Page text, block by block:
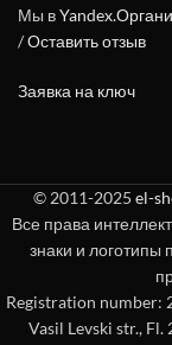
Мы в
/Оставить отзыв
Заявка на ключ
© 2011-2025 el-
Все права
знаки и
Registration number:
Vasil Levski str., Fl.